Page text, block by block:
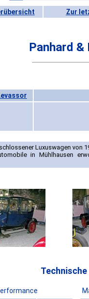
Zur
Panhard &
Luxuswagen von
in Mühlhausen